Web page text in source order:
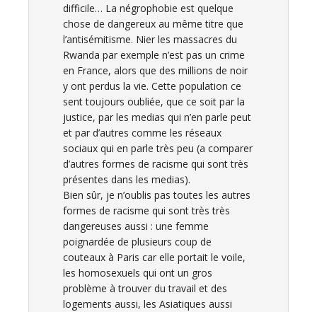
difficile… La négrophobie est quelque
chose de dangereux au même titre que
l’antisémitisme. Nier les massacres du
Rwanda par exemple n’est pas un crime
en France, alors que des millions de noir
y ont perdus la vie. Cette population ce
sent toujours oubliée, que ce soit par la
justice, par les medias qui n’en parle peut
et par d’autres comme les réseaux
sociaux qui en parle très peu (a comparer
d’autres formes de racisme qui sont très
présentes dans les medias).
Bien sûr, je n’oublis pas toutes les autres
formes de racisme qui sont très très
dangereuses aussi : une femme
poignardée de plusieurs coup de
couteaux à Paris car elle portait le voile,
les homosexuels qui ont un gros
problème à trouver du travail et des
logements aussi, les Asiatiques aussi